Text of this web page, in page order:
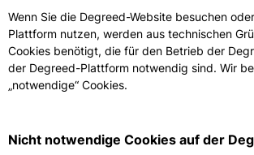
Wenn Sie die Degreed-Website besuchen
Plattform nutzen, werden aus technischen
Cookies benötigt, die für den Betrieb der
der Degreed-Plattform notwendig sind. Wir
„notwendige“ Cookies.
Nicht notwendige Cookies auf der